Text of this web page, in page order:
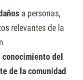
a personas,
relevantes de la
del
de la comunidad